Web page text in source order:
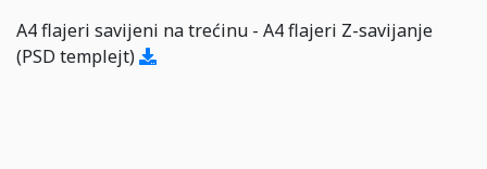
A4 flajeri savijeni na trećinu - A4 flajeri Z-savijanje
(PSD templejt)